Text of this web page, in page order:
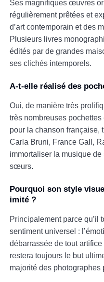
Ses magnifiques œuvres
régulièrement prêtées et
d’art contemporain et des
Plusieurs livres
édités par de grandes
ses clichés intemporels.
A-t-elle réalisé des
Oui, de manière très
très nombreuses
pour la chanson française,
Carla Bruni, France Gall,
immortaliser la musique
sœurs.
Pourquoi son style
imité ?
Principalement parce qu’il
sentiment universel :
débarrassée de tout
restera toujours le but
majorité des photographes